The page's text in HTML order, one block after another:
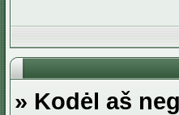
» Kodėl aš